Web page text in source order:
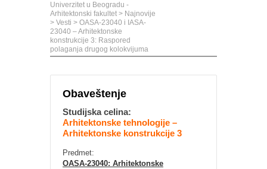
Univerzitet u Beogradu -
Arhitektonski fakultet > Najnovije
> Vesti > OASA-23040 i IASA-
23040 – Arhitektonske
konstrukcije 3: Raspored
polaganja drugog kolokvijuma
Obaveštenje
Studijska celina:
Arhitektonske tehnologije –
Arhitektonske konstrukcije 3
Predmet:
OASA-23040: Arhitektonske